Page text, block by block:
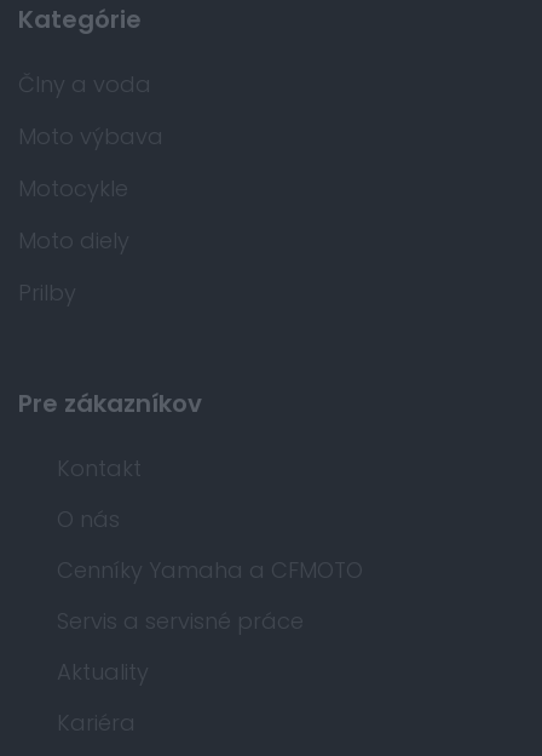
Kategórie
Člny a voda
Moto výbava
Motocykle
Moto diely
Prilby
Pre zákazníkov
Kontakt
O nás
Cenníky Yamaha a CFMOTO
Servis a servisné práce
Aktuality
Kariéra